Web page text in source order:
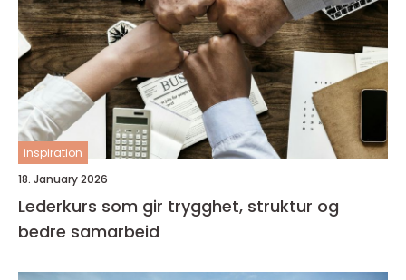
inspiration
18. January 2026
Lederkurs som gir trygghet, struktur og
bedre samarbeid